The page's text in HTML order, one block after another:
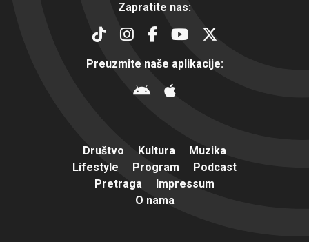
Zapratite nas:
Preuzmite naše aplikacije:
Društvo Kultura
Muzika
Lifestyle
Program
Podcast
Pretraga
Impressum
O nama